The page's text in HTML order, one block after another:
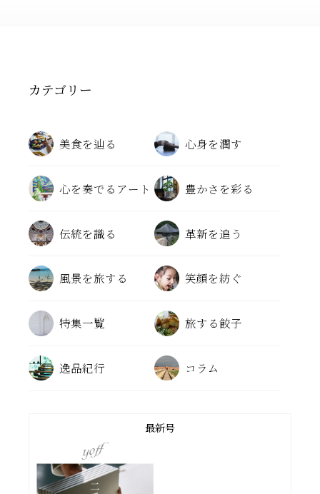
カテゴリー
美食を辿る 心身を潤す
心を奏でるアート 豊かさを彩る
伝統を識る 革新を追う
風景を旅する 笑顔を紡ぐ
特集一覧 旅する餃子
逸品紀行 コラム
最新号